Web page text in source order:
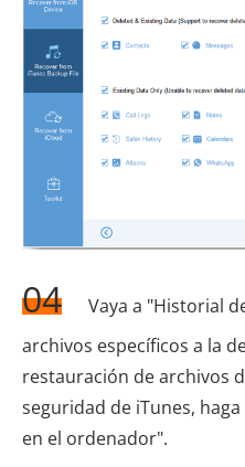
04
Vaya a "Historial
archivos específicos a la
restauración de archivos
seguridad de iTunes,
en el ordenador".